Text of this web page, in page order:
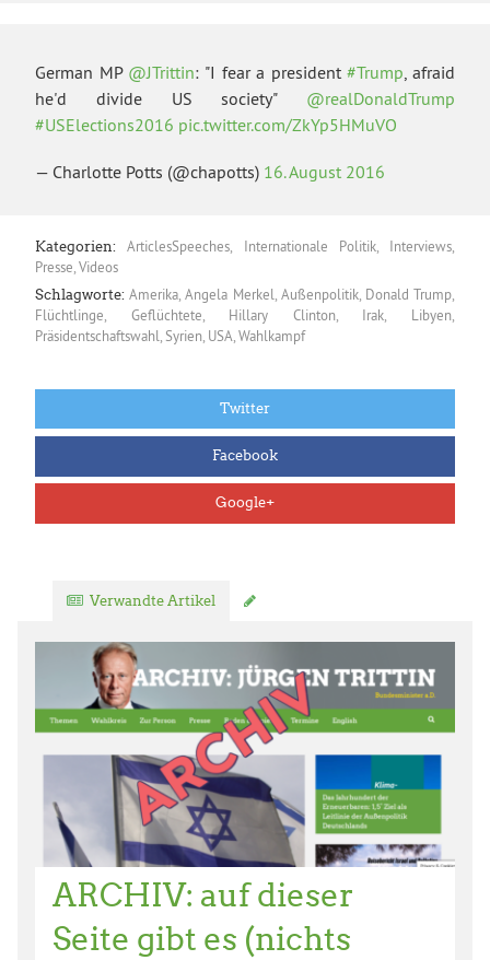
German MP @JTrittin: "I fear a president#Trump, afraid
he'd divide US society" @realDonaldTrump
#USElections2016 pic.twitter.com/ZkYp5HMuVO
— Charlotte Potts (@chapotts) 16. August 2016
Kategorien: ArticlesSpeeches Internationale Politik, Interviews
Presse Videos
Schlagworte: Amerika ,Angela Merkel Außenpolitik, Donald Trump
Flüchtlinge
Geflüchtete Hillary Clinton, Irak Libyen
Präsidentschaftswahl Syrien USA Wahlkampf
Twitter
Facebook
Google+
Verwandte Artikel
ARCHIV: auf dieser
Seite gibt es (nichts